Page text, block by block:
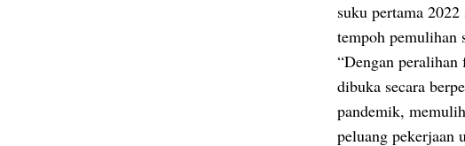
suku pertama
tempoh pemulihan
“Dengan peralihan
dibuka secara
pandemik,
peluang pekerjaan